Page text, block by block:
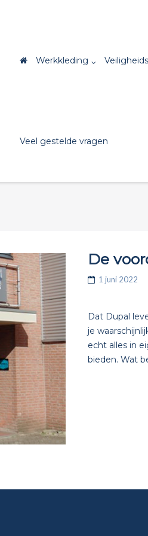
Werkkleding
Veel gestelde vragen
De
1 juni 2022
Dat Dupal
je
echt alles in
bieden. Wat